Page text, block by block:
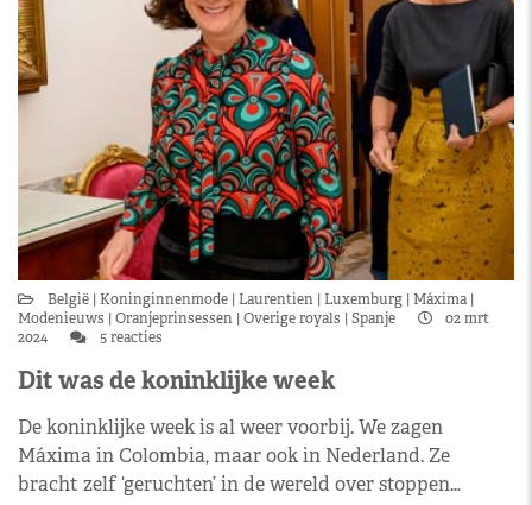
België Koninginnenmode Laurentien Luxemburg Máxima
Modenieuws
Oranjeprinsessen Overige royals Spanje
02 mrt
2024
5 reacties
Dit was de koninklijke week
De koninklijke week is al weer voorbij. We zagen
Máxima in Colombia, maar ook in Nederland. Ze
bracht zelf ‘geruchten’ in de wereld over stoppen…